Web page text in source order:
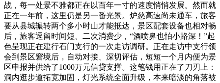
战，每一处景不雅都正在以百年一寸的速度悄悄发展。然而就
正在一年前，这里仍是另一番光景。炉慈高速尚未通车，旅客
要从县城辗转两个多小时山才能抵达，景区配套设备也相对畅
后，旅客逗留时间短、二次消费少，“酒喷鼻也怕小路深！”起
色呈现正在建行石门支行的一次走访调研。正在走访中支行领
会到景区窘境后，自动对接、深切评估，短短一个月内便为景
区申报并供给了1000万元信贷支撑。这笔钱用正在了刀刃上：
洞内逛步道拓宽加固，灯光系统全面升级，本来暗淡的角落被